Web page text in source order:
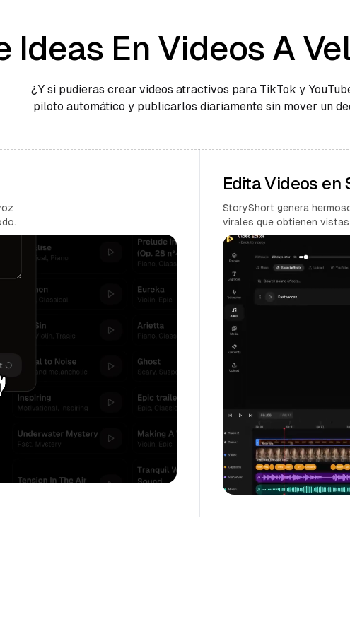
Ideas En Videos A
¿Y si pudieras crear videos atractivos para TikTok y
piloto automático y publicarlos diariamente sin mover un
Edita Videos en
StoryShort genera
virales que obtienen